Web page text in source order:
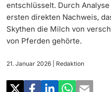
weitere Informationen
Veranstaltungskalender
‡ ‡ ‡ ‡ ‡ ‡ ‡ ‡ ‡ ‡ ‡ ‡
‡ ‡ ‡ ‡ ‡ ‡ ‡ ‡ ‡ ‡ ‡ ‡
UNI NOVA
‡ ‡ ‡ ‡ ‡ ‡ ‡ ‡ ‡ ‡ ‡ ‡ ‡ ‡ ‡ ‡ ‡ ‡ ‡ ‡
Weiterbildung
‡ ‡ ‡ ‡ ‡ ‡ ‡ ‡ ‡ ‡ ‡ ‡ ‡ ‡ ‡ ‡ ‡ ‡ ‡
entschlüsselt. Durch
ersten direkten Nachweis,
Skythen die Milch von
von Pferden gehörte.
21. Januar 2026 | Redaktion